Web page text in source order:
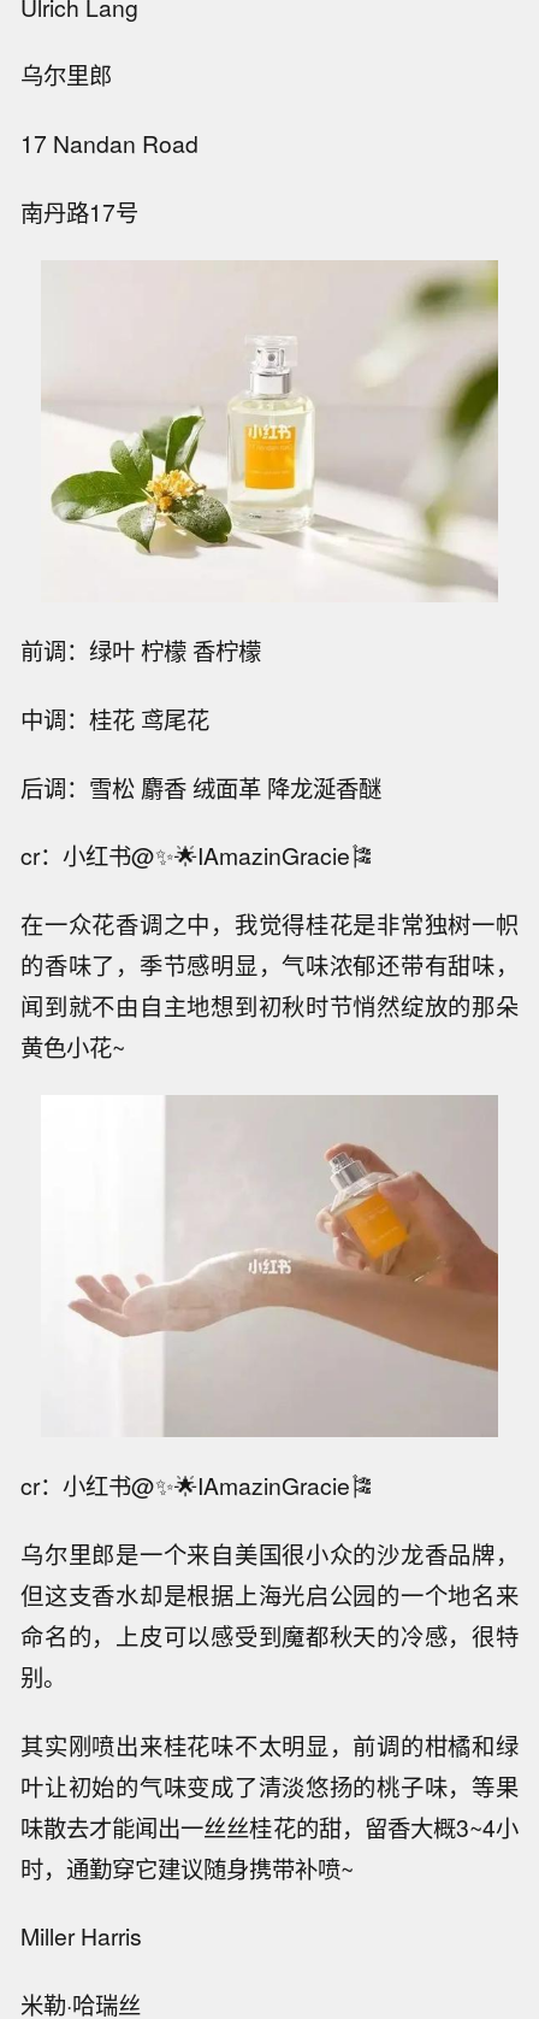
乌尔里郎
17 Nandan Road
南丹路17号
前调：绿叶 柠檬 香柠檬
中调：桂花 鸢尾花
后调：雪松 麝香 绒面革 降龙涎香醚
cr：小红书@✨🌟IAmazinGracie🎏
在一众花香调之中，我觉得桂花是非常独树一帜
的香味了，季节感明显，气味浓郁还带有甜味，
闻到就不由自主地想到初秋时节悄然绽放的那朵
黄色小花~
cr：小红书@✨🌟IAmazinGracie🎏
乌尔里郎是一个来自美国很小众的沙龙香品牌，
但这支香水却是根据上海光启公园的一个地名来
命名的，上皮可以感受到魔都秋天的冷感，很特
别。
其实刚喷出来桂花味不太明显，前调的柑橘和绿
叶让初始的气味变成了清淡悠扬的桃子味，等果
味散去才能闻出一丝丝桂花的甜，留香大概3~4小
时，通勤穿它建议随身携带补喷~
Miller Harris
米勒·哈瑞丝